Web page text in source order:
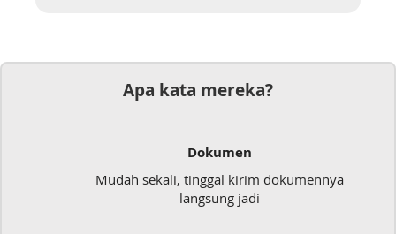
Apa kata mereka?
Dokumen
Mudah sekali, tinggal kirim dokumennya
langsung jadi